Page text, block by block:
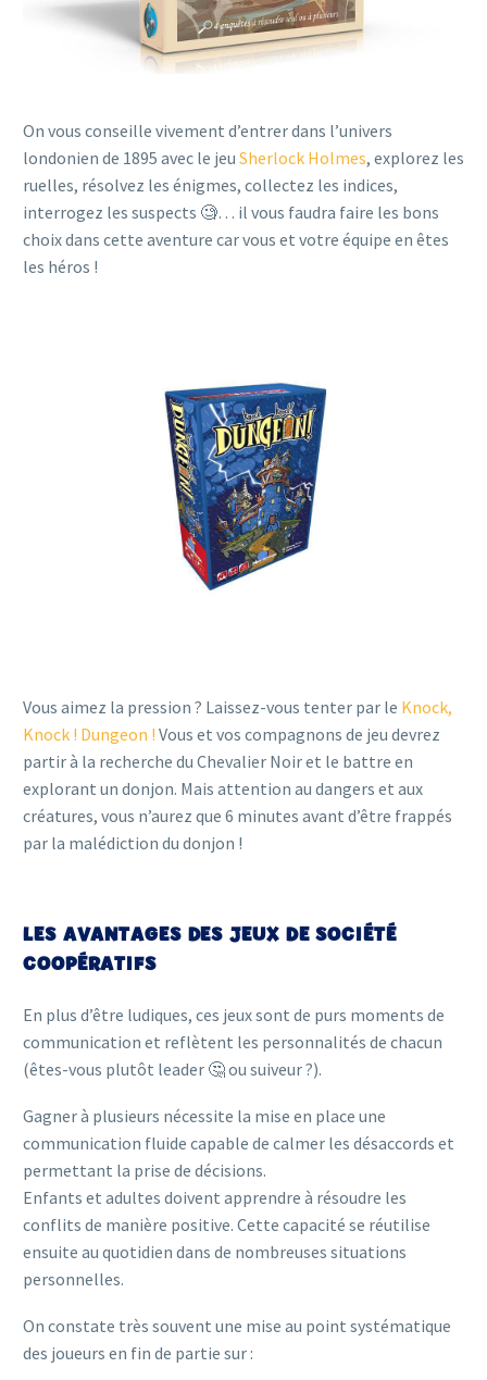
On vous conseille vivement d’entrer dans l’univers
londonien de 1895 avec le jeu Sherlock Holmes, explorez les
ruelles, résolvez les énigmes, collectez les indices,
interrogez les suspects 🧐… il vous faudra faire les bons
choix dans cette aventure car vous et votre équipe en êtes
les héros !
Vous aimez la pression ? Laissez-vous tenter par le Knock,
Knock ! Dungeon ! Vous et vos compagnons de jeu devrez
partir à la recherche du Chevalier Noir et le battre en
explorant un donjon. Mais attention au dangers et aux
créatures, vous n’aurez que 6 minutes avant d’être frappés
par la malédiction du donjon !
LES AVANTAGES DES JEUX DE SOCIÉTÉ
COOPÉRATIFS
En plus d’être ludiques, ces jeux sont de purs moments de
communication et reflètent les personnalités de chacun
(êtes-vous plutôt leader 🤔 ou suiveur ?).
Gagner à plusieurs nécessite la mise en place une
communication fluide capable de calmer les désaccords et
permettant la prise de décisions.
Enfants et adultes doivent apprendre à résoudre les
conflits de manière positive. Cette capacité se réutilise
ensuite au quotidien dans de nombreuses situations
personnelles.
On constate très souvent une mise au point systématique
des joueurs en fin de partie sur :